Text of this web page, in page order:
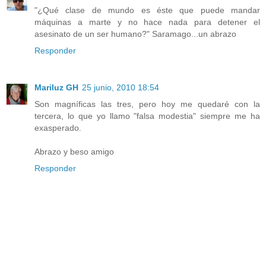
"¿Qué clase de mundo es éste que puede mandar
máquinas a marte y no hace nada para detener el
asesinato de un ser humano?" Saramago...un abrazo
Responder
Mariluz GH 25 junio, 2010 18:54
Son magníficas las tres, pero hoy me quedaré con la
tercera, lo que yo llamo "falsa modestia" siempre me ha
exasperado.
Abrazo y beso amigo
Responder